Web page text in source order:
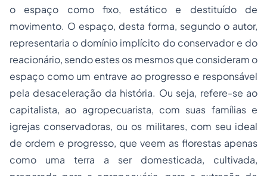
o espaço como fixo, estático e destituído de
movimento. O espaço, desta forma, segundo o autor,
representaria o domínio implícito do conservador e do
reacionário, sendo estes os mesmos que consideram o
espaço como um entrave ao progresso e responsável
pela desaceleração da história. Ou seja, refere-se ao
capitalista, ao agropecuarista, com suas famílias e
igrejas conservadoras, ou os militares, com seu ideal
de ordem e progresso, que veem as florestas apenas
como uma terra a ser domesticada, cultivada,